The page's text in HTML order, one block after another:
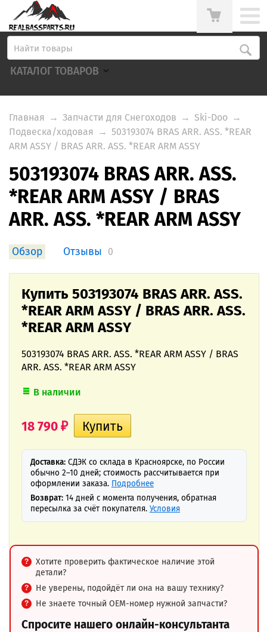
КАТАЛОГ ТОВАРОВ
Главная → Запчасти для Снегоходов → Ski-Doo →
Подвеска/ходовая → 503193074 BRAS ARR. ASS. *REAR
ARM ASSY / BRAS ARR. ASS. *REAR ARM ASSY
503193074 BRAS ARR. ASS.
*REAR ARM ASSY / BRAS
ARR. ASS. *REAR ARM ASSY
Обзор Отзывы 0
Купить 503193074 BRAS ARR. ASS.
*REAR ARM ASSY / BRAS ARR. ASS.
*REAR ARM ASSY
503193074 BRAS ARR. ASS. *REAR ARM ASSY / BRAS
ARR. ASS. *REAR ARM ASSY
В наличии
18 790 ₽
Доставка: СДЭК со склада в Красноярске, по России
обычно 2–10 дней; стоимость рассчитывается при
оформлении заказа. Подробнее
Возврат: 14 дней с момента получения, обратная
пересылка за счёт покупателя. Условия
Хотите проверить фактическое наличие этой
детали?
Не уверены, подойдёт ли она на вашу технику?
Не знаете точный OEM-номер нужной запчасти?
Спросите нашего онлайн-консультанта